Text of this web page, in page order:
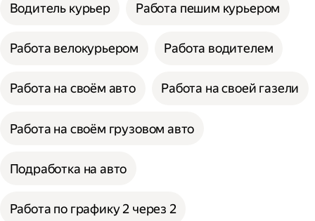
Водитель курьер Работа пешим курьером
Работа велокурьером Работа водителем
Работа на своём авто Работа на своей газели
Работа на своём грузовом авто
Подработка на авто
Работа по графику 2 через 2